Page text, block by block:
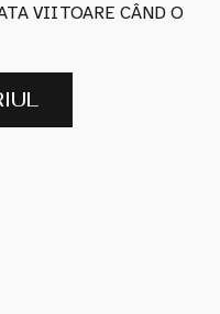
VIITOARE CÂND O